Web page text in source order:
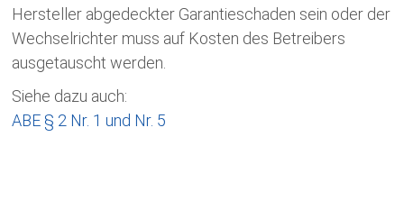
Hersteller abgedeckter Garantieschaden sein oder der
Wechselrichter muss auf Kosten des Betreibers
ausgetauscht werden.
Siehe dazu auch:
ABE § 2 Nr. 1 und Nr. 5